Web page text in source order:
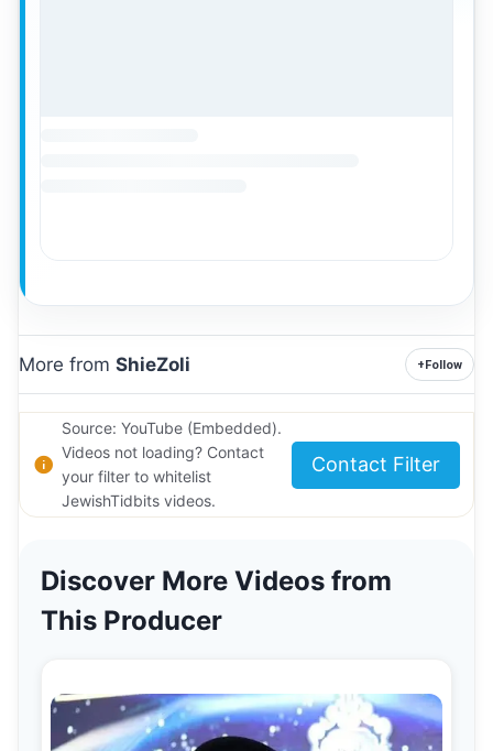
More from ShieZoli +Follow
Source: YouTube (Embedded).
Videos not loading? Contact
your filter to whitelist
JewishTidbits videos.
Contact Filter
Discover More Videos from
This Producer